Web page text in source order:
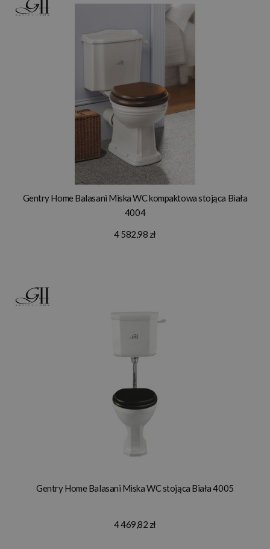
Gentry Home Balasani Miska WC kompaktowa stojąca Biała
4004
4 582,98 zł
Gentry Home Balasani Miska WC stojąca Biała 4005
4 469,82 zł